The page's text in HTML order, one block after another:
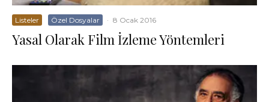
Listeler Özel Dosyalar · 8 Ocak 2016
Yasal Olarak Film İzleme Yöntemleri